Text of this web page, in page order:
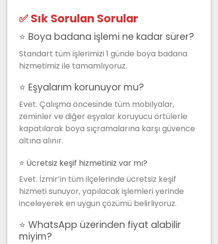
✅ Sık Sorulan Sorular
⭐ Boya badana işlemi ne kadar sürer?
Standart tüm işlerimizi 1 günde boya badana
hizmetimiz ile tamamlıyoruz.
⭐ Eşyalarım korunuyor mu?
Evet. Çalışma öncesinde tüm mobilyalar,
zeminler ve diğer eşyalar koruyucu örtülerle
kapatılarak boya sıçramalarına karşı güvence
altına alınır.
⭐ Ücretsiz keşif hizmetiniz var mı?
Evet. İzmir’in tüm ilçelerinde ücretsiz keşif
hizmeti sunuyor, yapılacak işlemleri yerinde
inceleyerek en uygun çözümü belirliyoruz.
⭐ WhatsApp üzerinden fiyat alabilir
miyim?